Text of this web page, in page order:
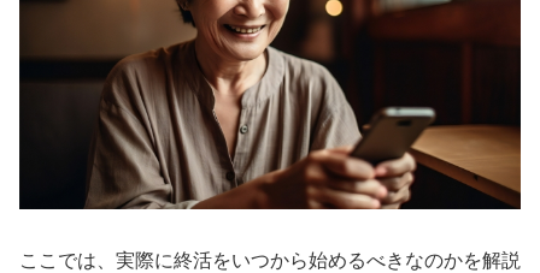
ここでは、実際に終活をいつから始めるべきなのかを解説